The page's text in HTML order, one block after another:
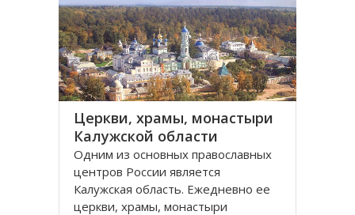
Церкви, храмы, монастыри
Калужской области
Одним из основных православных
центров России является
Калужская область. Ежедневно ее
церкви, храмы, монастыри